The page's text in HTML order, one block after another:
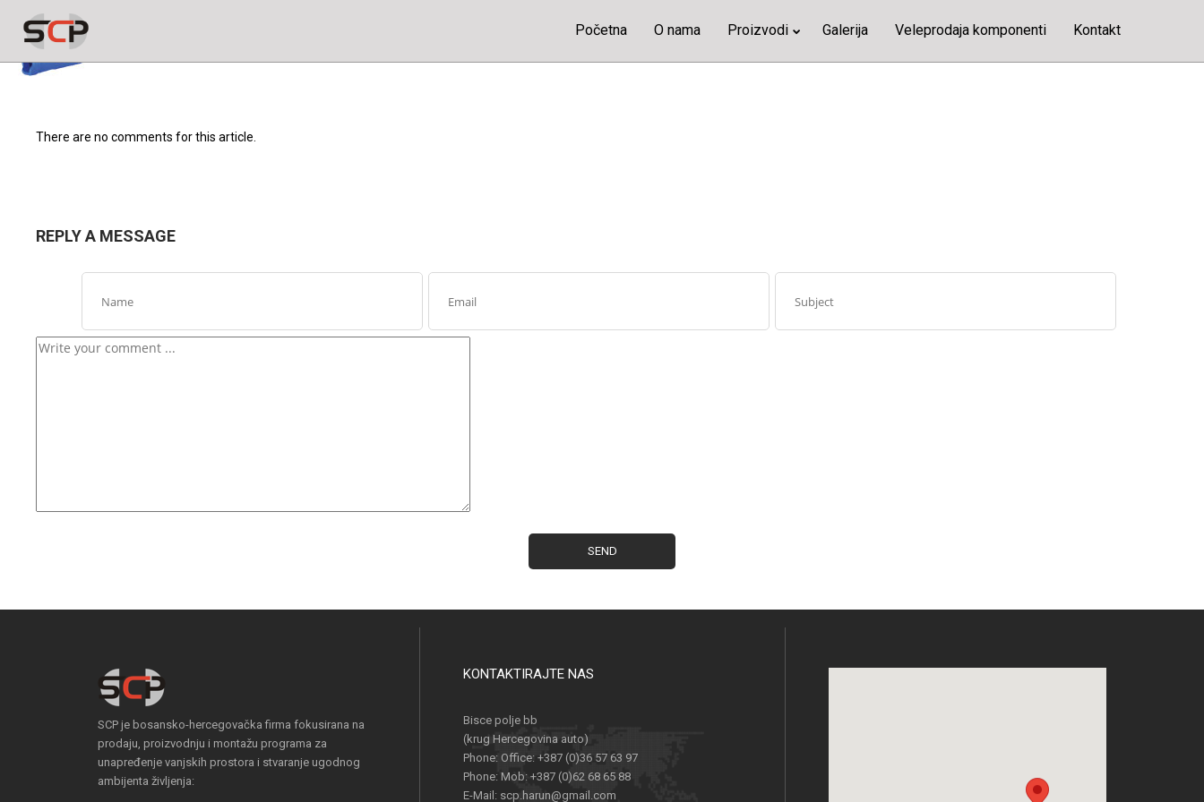
Početna O nama Proizvodi Galerija Veleprodaja komponenti Kontakt
There are no comments for this article.
REPLY A MESSAGE
SCP je bosansko-hercegovačka firma fokusirana na
prodaju, proizvodnju i montažu programa za
unapređenje vanjskih prostora i stvaranje ugodnog
ambijenta življenja:
KONTAKTIRAJTE NAS
Bisce polje bb
(krug Hercegovina auto)
Phone: Office: +387 (0)36 57 63 97
Phone: Mob: +387 (0)62 68 65 88
E-Mail: scp.harun@gmail.com